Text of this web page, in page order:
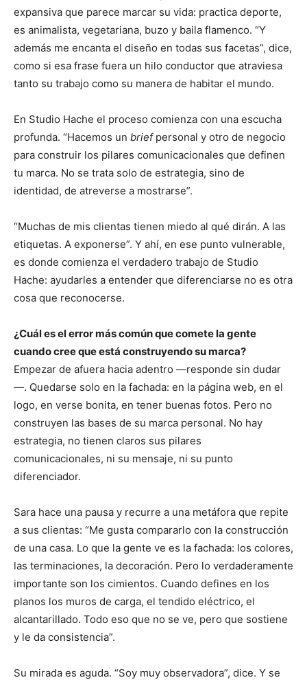
expansiva que parece marcar su vida: practica deporte,
es animalista, vegetariana, buzo y baila flamenco. “Y
además me encanta el diseño en todas sus facetas”, dice,
como si esa frase fuera un hilo conductor que atraviesa
tanto su trabajo como su manera de habitar el mundo.
En Studio Hache el proceso comienza con una escucha
profunda. “Hacemos un brief personal y otro de negocio
para construir los pilares comunicacionales que definen
tu marca. No se trata solo de estrategia, sino de
identidad, de atreverse a mostrarse”.
“Muchas de mis clientas tienen miedo al qué dirán. A las
etiquetas. A exponerse”. Y ahí, en ese punto vulnerable,
es donde comienza el verdadero trabajo de Studio
Hache: ayudarles a entender que diferenciarse no es otra
cosa que reconocerse.
¿Cuál es el error más común que comete la gente
cuando cree que está construyendo su marca?
Empezar de afuera hacia adentro —responde sin dudar
—. Quedarse solo en la fachada: en la página web, en el
logo, en verse bonita, en tener buenas fotos. Pero no
construyen las bases de su marca personal. No hay
estrategia, no tienen claros sus pilares
comunicacionales, ni su mensaje, ni su punto
diferenciador.
Sara hace una pausa y recurre a una metáfora que repite
a sus clientas: “Me gusta compararlo con la construcción
de una casa. Lo que la gente ve es la fachada: los colores,
las terminaciones, la decoración. Pero lo verdaderamente
importante son los cimientos. Cuando defines en los
planos los muros de carga, el tendido eléctrico, el
alcantarillado. Todo eso que no se ve, pero que sostiene
y le da consistencia”.
Su mirada es aguda. “Soy muy observadora”, dice. Y se